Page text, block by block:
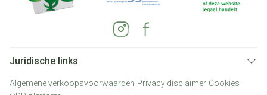
Juridische links
Algemene verkoopsvoorwaarden Privacy disclaimer Cookies